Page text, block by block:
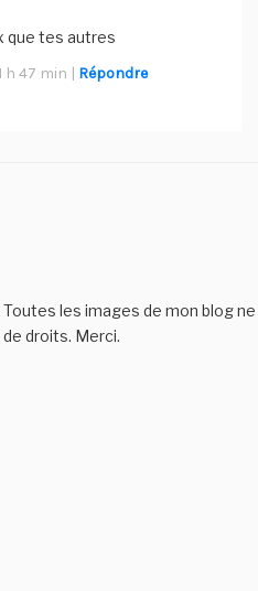
que tes autres
h 47 min | Répondre
les images de mon blog ne
droits. Merci.